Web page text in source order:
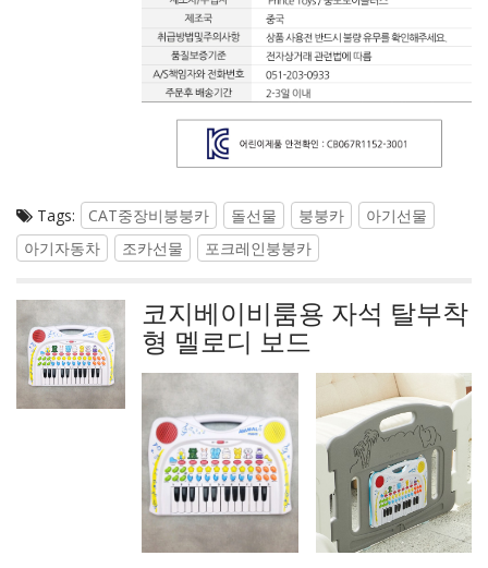
Tags: CAT중장비붕붕카 돌선물 붕붕카
아기선물
아기자동차
조카선물 포크레인붕붕카
코지베이비룸용 자석 탈부착
형 멜로디 보드